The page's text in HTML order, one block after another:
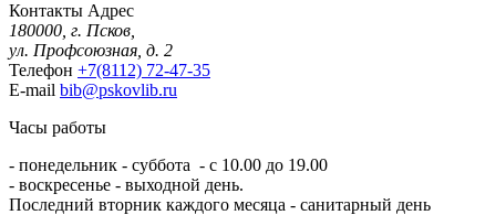
Контакты Адрес
180000, г. Псков,
ул. Профсоюзная, д. 2
Телефон +7(8112) 72-47-35
E-mail bib@pskovlib.ru
Часы работы
- понедельник - суббота - с 10.00 до 19.00
- воскресенье - выходной день.
Последний вторник каждого месяца - санитарный день